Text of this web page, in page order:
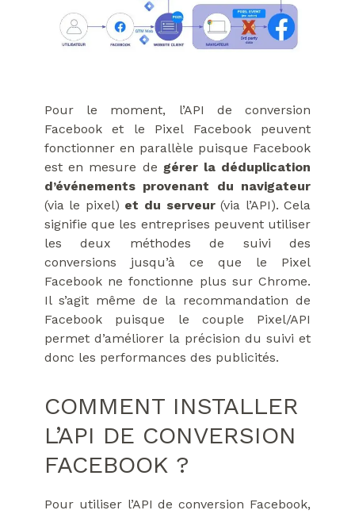
Pour le moment, l’API de conversion
Facebook et le Pixel Facebook peuvent
fonctionner en parallèle puisque Facebook
est en mesure de gérer la déduplication
d’événements provenant du navigateur
(via le pixel) et du serveur(via l’API). Cela
signifie que les entreprises peuvent utiliser
les deux méthodes de suivi des
conversions jusqu’à ce que le Pixel
Facebook ne fonctionne plus sur Chrome.
Il s’agit même de la recommandation de
Facebook puisque le couple Pixel/API
permet d’améliorer la précision du suivi et
donc les performances des publicités.
COMMENT INSTALLER
L’API DE CONVERSION
FACEBOOK ?
Pour utiliser l’API de conversion Facebook,